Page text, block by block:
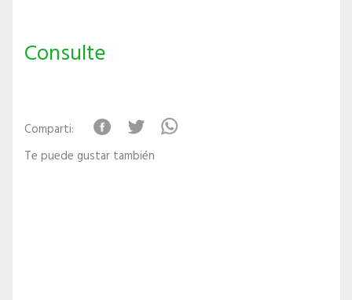
Consulte
Comparti:
Te puede gustar también